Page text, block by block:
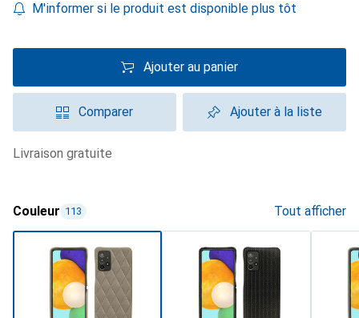
M'informer si le produit est disponible plus tôt
Ajouter au panier
Comparer Ajouter à la liste
livraison gratuite
Couleur 113 Tout afficher